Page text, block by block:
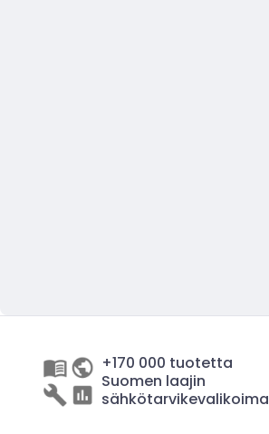
+170 000 tuotetta
Suomen laajin
sähkötarvikevalikoima